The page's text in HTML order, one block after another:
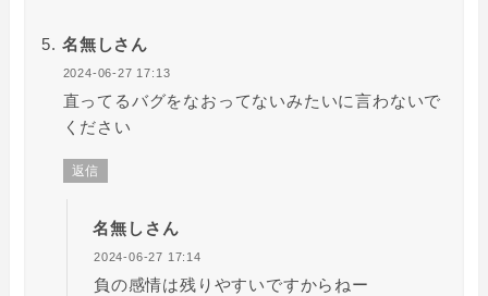
名無しさん
2024-06-27 17:13
直ってるバグをなおってないみたいに言わないで
ください
返信
名無しさん
2024-06-27 17:14
負の感情は残りやすいですからねー